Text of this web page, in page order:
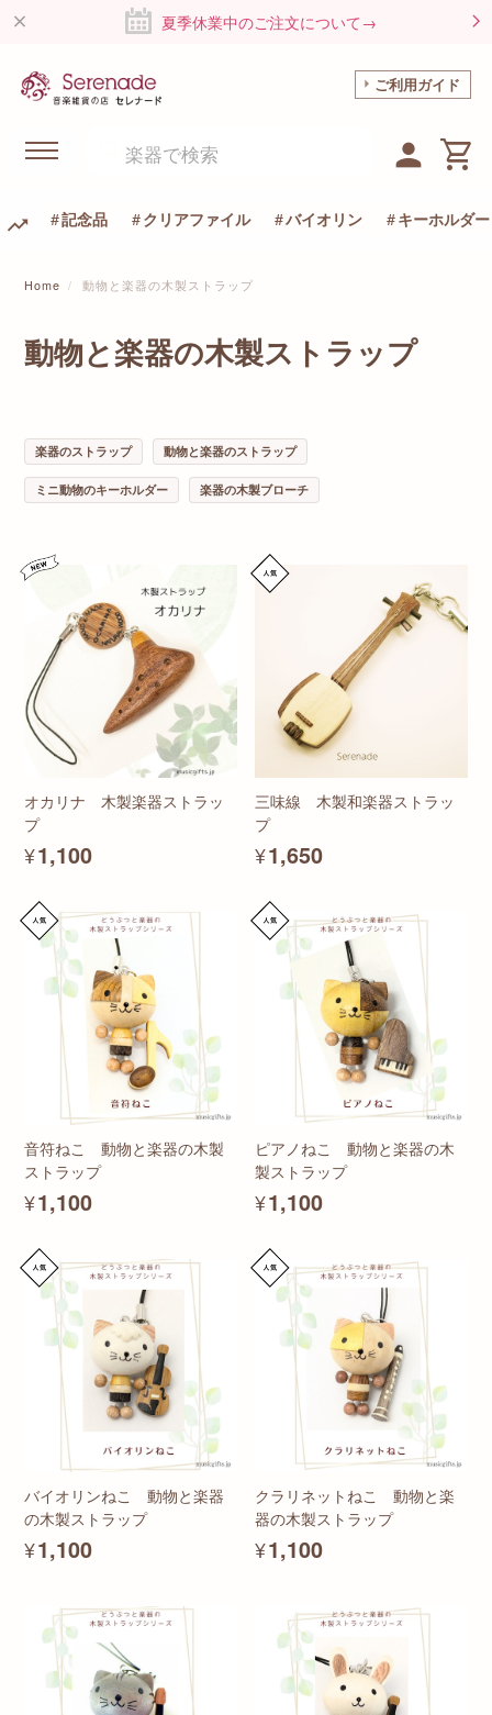
夏季休業中のご注文について→
ご利用ガイド
記念品 クリアファイル バイオリン キーホルダー
Home 動物と楽器の木製ストラップ
動物と楽器の木製ストラップ
楽器のストラップ 動物と楽器のストラップ
ミニ動物のキーホルダー 楽器の木製ブローチ
オカリナ 木製楽器ストラッ
プ
¥1,100
三味線 木製和楽器ストラッ
プ
¥1,650
音符ねこ 動物と楽器の木製
ストラップ
¥1,100
ピアノねこ 動物と楽器の木
製ストラップ
¥1,100
バイオリンねこ 動物と楽器
の木製ストラップ
¥1,100
クラリネットねこ 動物と楽
器の木製ストラップ
¥1,100